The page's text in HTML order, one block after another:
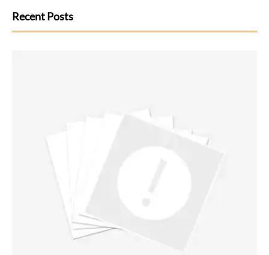
Recent Posts